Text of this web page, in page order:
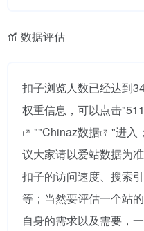
数据评估
扣子浏览人数已经达到
权重信息，可以点击"
""Chinaz数据
"进入
议大家请以爱站数据为
扣子的访问速度、搜索
等；当然要评估一个站
自身的需求以及需要，